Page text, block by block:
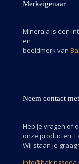
Merkeigenaar
Minerala is een
en
beeldmerk van
Neem contact
Heb je vragen of
onze producten.
Wij staan je graag